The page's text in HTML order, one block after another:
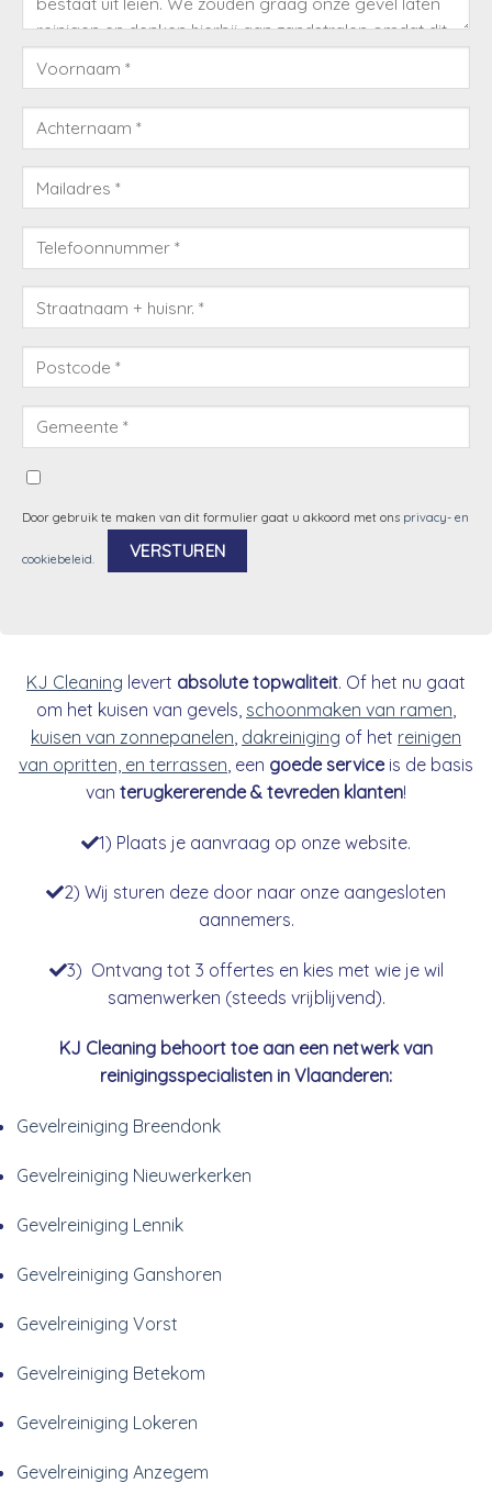
Door gebruik te maken van dit formulier gaat u akkoord met ons privacy- en
cookiebeleid.
KJ Cleaning levert absolute topwaliteit. Of het nu gaat
om het kuisen van gevels, schoonmaken van ramen
kuisen van zonnepanelen dakreiniging of het reinigen
van opritten, en terrassen , een goede serviceis de basis
van terugkererende & tevreden klanten!
1) Plaats je aanvraag op onze website.
2) Wij sturen deze door naar onze aangesloten
aannemers.
3) Ontvang tot 3 offertes en kies met wie je wil
samenwerken (steeds vrijblijvend).
KJ Cleaning behoort toe aan een netwerk van
reinigingsspecialisten in Vlaanderen:
Gevelreiniging Breendonk
Gevelreiniging Nieuwerkerken
Gevelreiniging Lennik
Gevelreiniging Ganshoren
Gevelreiniging Vorst
Gevelreiniging Betekom
Gevelreiniging Lokeren
Gevelreiniging Anzegem